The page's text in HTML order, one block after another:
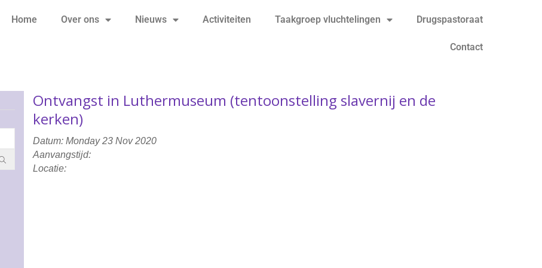
Home Over ons Nieuws Activiteiten Taakgroep vluchtelingen Drugspastoraat
Contact
Ontvangst in Luthermuseum (tentoonstelling slavernij en de
kerken)
Datum: Monday 23 Nov 2020
Aanvangstijd:
Locatie: